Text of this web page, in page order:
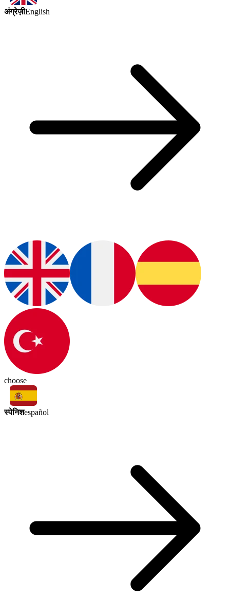
अंग्रेज़ीEnglish
choose
स्पेनिशespañol